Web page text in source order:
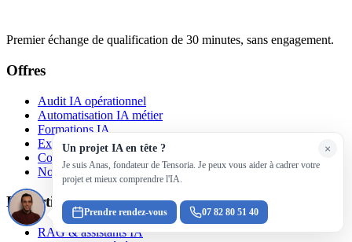
Premier échange de qualification de 30 minutes, sans engagement.
Offres
Audit IA opérationnel
Automatisation IA métier
Formations IA
Expertise technique IA
Comparer les offres →
Notre méthode
Expertises
RAG & assistants IA
×
Un projet IA en tête ?
Je suis Anas, fondateur de Tensoria. Je peux vous aider à cadrer votre
projet et mieux comprendre l'IA.
Prendre rendez-vous 07 82 80 51 40